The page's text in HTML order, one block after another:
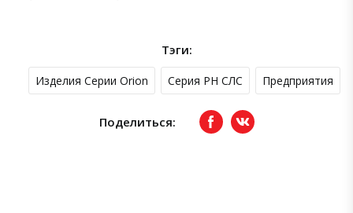
Тэги:
Изделия Серии Orion Серия РН СЛС Предприятия
Поделиться: FacebookвКонтакте